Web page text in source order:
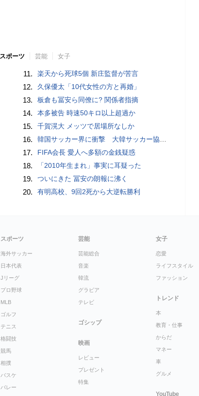
スポーツ 芸能 女子
11. 楽天から死球5個 新庄監督が苦言
12. 久保優太「10代女性の方と再婚」
13. 板倉も冨安ら同僚に? 関係者指摘
14. 本多被告 時速50キロ以上超過か
15. 千賀滉大 メッツで居場所なしか
16. 韓国サッカー界に衝撃 大韓サッカー協会に外国人審判への“性的接待”疑惑 韓国メディアが報道
17. FIFA会長 愛人へ多額の金銭疑惑
18. 「2010年生まれ」事実に耳疑った
19. ついにきた 冨安の朗報に沸く
20. 有明高校、9回2死から大逆転勝利
スポーツ
海外サッカー
日本代表
Jリーグ
プロ野球
MLB
ゴルフ
テニス
格闘技
競馬
相撲
バスケ
バレー
芸能
芸能総合
音楽
韓流
グラビア
テレビ
ゴシップ
映画
レビュー
プレゼント
特集
女子
恋愛
ライフスタイル
ファッション
トレンド
本
教育・仕事
からだ
マネー
車
グルメ
YouTube